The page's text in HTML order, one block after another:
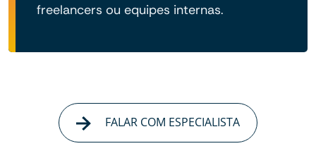
freelancers ou equipes internas.
FALAR COM ESPECIALISTA